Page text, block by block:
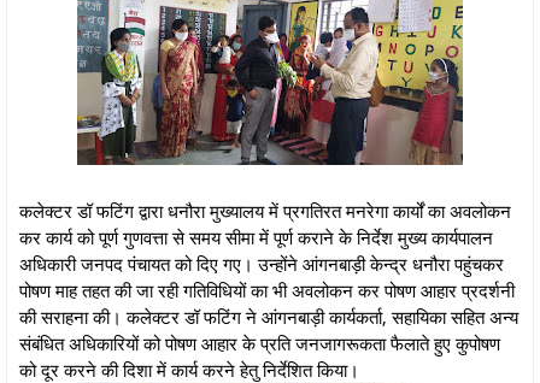
कलेक्टर डॉ फटिंग द्वारा धनौरा मुख्यालय में प्रगतिरत मनरेगा कार्यों का अवलोकन
कर कार्य को पूर्ण गुणवत्ता से समय सीमा में पूर्ण कराने के निर्देश मुख्य कार्यपालन
अधिकारी जनपद पंचायत को दिए गए। उन्होंने आंगनबाड़ी केन्द्र धनौरा पहुंचकर
पोषण माह तहत की जा रही गतिविधियों का भी अवलोकन कर पोषण आहार प्रदर्शनी
की सराहना की। कलेक्टर डॉ फटिंग ने आंगनबाड़ी कार्यकर्ता, सहायिका सहित अन्य
संबंधित अधिकारियों को पोषण आहार के प्रति जनजागरूकता फैलाते हुए कुपोषण
को दूर करने की दिशा में कार्य करने हेतु निर्देशित किया।